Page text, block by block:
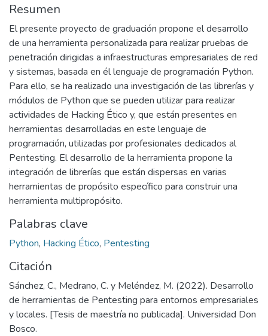
Resumen
El presente proyecto de graduación propone el desarrollo
de una herramienta personalizada para realizar pruebas de
penetración dirigidas a infraestructuras empresariales de red
y sistemas, basada en él lenguaje de programación Python.
Para ello, se ha realizado una investigación de las librerías y
módulos de Python que se pueden utilizar para realizar
actividades de Hacking Ético y, que están presentes en
herramientas desarrolladas en este lenguaje de
programación, utilizadas por profesionales dedicados al
Pentesting. El desarrollo de la herramienta propone la
integración de librerías que están dispersas en varias
herramientas de propósito específico para construir una
herramienta multipropósito.
Palabras clave
Python, Hacking Ético, Pentesting
Citación
Sánchez, C., Medrano, C. y Meléndez, M. (2022). Desarrollo
de herramientas de Pentesting para entornos empresariales
y locales. [Tesis de maestría no publicada]. Universidad Don
Bosco.